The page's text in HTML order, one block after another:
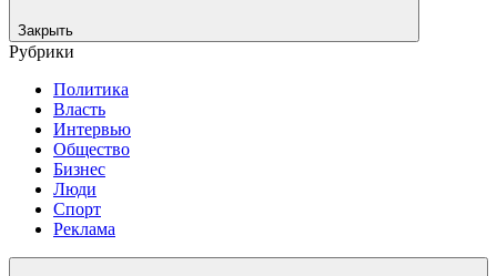
Закрыть
Рубрики
Политика
Власть
Интервью
Общество
Бизнес
Люди
Спорт
Реклама